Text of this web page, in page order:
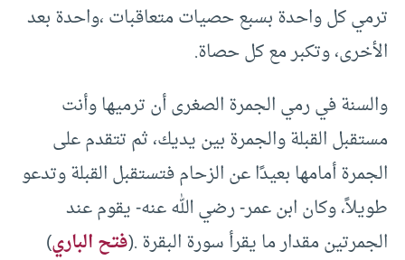
ترمي كل واحدة بسبع حصيات متعاقبات ،واحدة بعد
الأخرى، وتكبر مع كل حصاة.
والسنة في رمي الجمرة الصغرى أن ترميها وأنت
مستقبل القبلة والجمرة بين يديك، ثم تتقدم على
الجمرة أمامها بعيدًا عن الزحام فتستقبل القبلة وتدعو
طويلاً، وكان ابن عمر- رضي الله عنه- يقوم عند
الجمرتين مقدار ما يقرأ سورة البقرة .(فتح الباري)